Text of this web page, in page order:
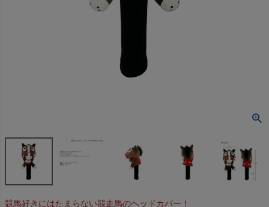
競馬好きにはたまらない競走馬のヘッドカバー！